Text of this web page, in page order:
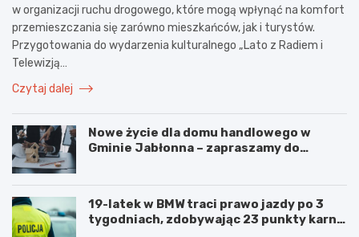
w organizacji ruchu drogowego, które mogą wpłynąć na komfort
przemieszczania się zarówno mieszkańców, jak i turystów.
Przygotowania do wydarzenia kulturalnego „Lato z Radiem i
Telewizją…
Czytaj dalej
Nowe życie dla domu handlowego w
Gminie Jabłonna – zapraszamy do
19-latek w BMW traci prawo jazdy po 3
tygodniach, zdobywając 23 punkty karne